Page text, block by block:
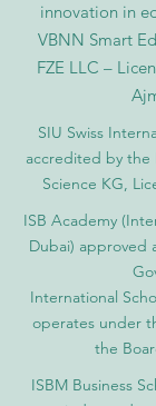
innovation in
VBNN Smart
FZE LLC –
SIU Swiss
accredited by the
Science KG,
ISB Academy
Dubai) approved
International
operates under
the
ISBM Business